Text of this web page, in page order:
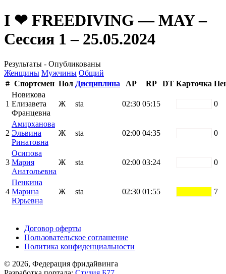
I ❤ FREEDIVING — MAY –
Сессия 1 – 25.05.2024
Результаты - Опубликованы
Женщины Мужчины Общий
# Спортсмен Пол Дисциплина AP RP DT Карточка
1
Новикова
Елизавета
Францевна
Ж sta 02:30 05:15 0
2
Амирханова
Эльвина
Ринатовна
Ж sta 02:00 04:35 0
3
Осипова
Мария
Анатольевна
Ж sta 02:00 03:24 0
4
Пенкина
Марина
Юрьевна
Ж sta 02:30 01:55 7
Договор оферты
Пользовательское соглашение
Политика конфиденциальности
© 2026, Федерация фридайвинга